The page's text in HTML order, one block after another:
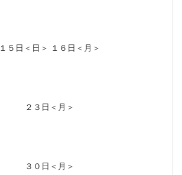
１５日＜日＞ １６日＜月＞
２３日＜月＞
３０日＜月＞